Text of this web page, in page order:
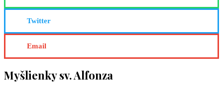
Twitter
Email
Myšlienky sv. Alfonza